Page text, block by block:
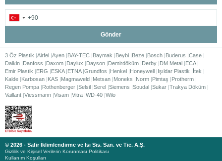
Gönder
3 Öz Plastik Airfel Ayen BAY-TEC Baymak Beybi Beze Bosch Buderus Case
Daikin Danfoss Daxom Daylux Dayson Demirdöküm Derby DM Metal ECA
Emir Plastik
ERG ESKA ETNA Grundfos Henkel Honeywell Işıldar Plastik
İtek
Kalde Karbosan KAS Magmaweld Metsan Moneks Norm Pimtaş
Protherm
Regen Pompa Rothenberger Selsil Serel Siemens Soudal Sukar Trakya Döküm
Vaillant Viessmann Visam Vitra WD-40 Wilo
© 2026 - Safir İklimlendirme ve Isı Sis. San. ve Tic. A.Ş.
Gizlilik ve Kişisel Verilerin Korunması Politikası
Kullanım Koşulları